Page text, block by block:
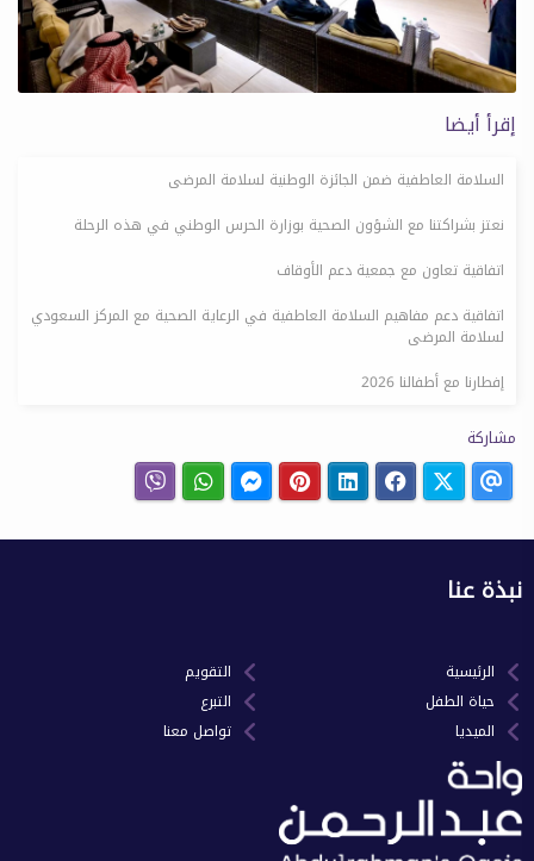
إقرأ أيضا
السلامة العاطفية ضمن الجائزة الوطنية لسلامة المرضى
نعتز بشراكتنا مع الشؤون الصحية بوزارة الحرس الوطني في هذه الرحلة
اتفاقية تعاون مع جمعية دعم الأوقاف
اتفاقية دعم مفاهيم السلامة العاطفية في الرعاية الصحية مع المركز السعودي
لسلامة المرضى
إفطارنا مع أطفالنا 2026
مشاركة
نبذة عنا
الرئيسية
حياة الطفل
الميديا
التقويم
التبرع
تواصل معنا